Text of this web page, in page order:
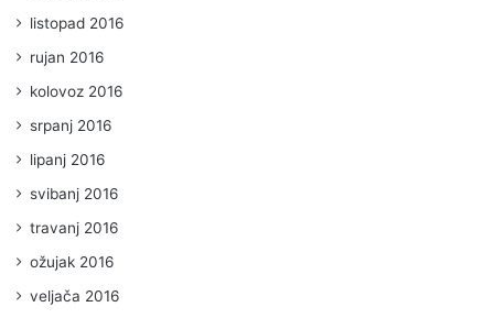
listopad 2016
rujan 2016
kolovoz 2016
srpanj 2016
lipanj 2016
svibanj 2016
travanj 2016
ožujak 2016
veljača 2016